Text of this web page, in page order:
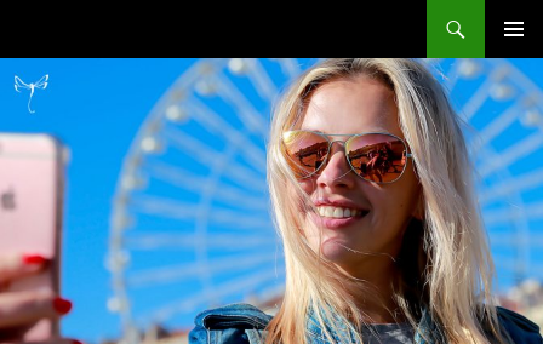
МЕНЮ
К
СОДЕРЖИМОМУ